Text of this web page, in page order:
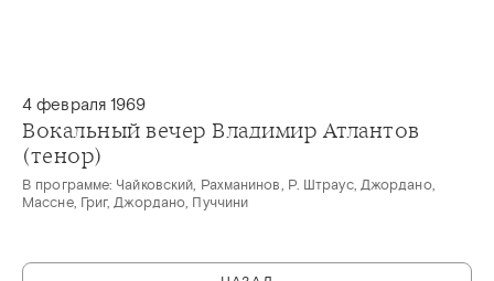
4 февраля 1969
Вокальный вечер Владимир Атлантов
(тенор)
В программе: Чайковский, Рахманинов, Р. Штраус, Джордано,
Массне, Григ, Джордано, Пуччини